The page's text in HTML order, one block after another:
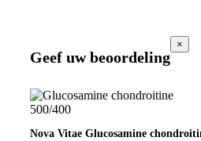
Geef uw beoordeling
×
Nova Vitae Glucosamine